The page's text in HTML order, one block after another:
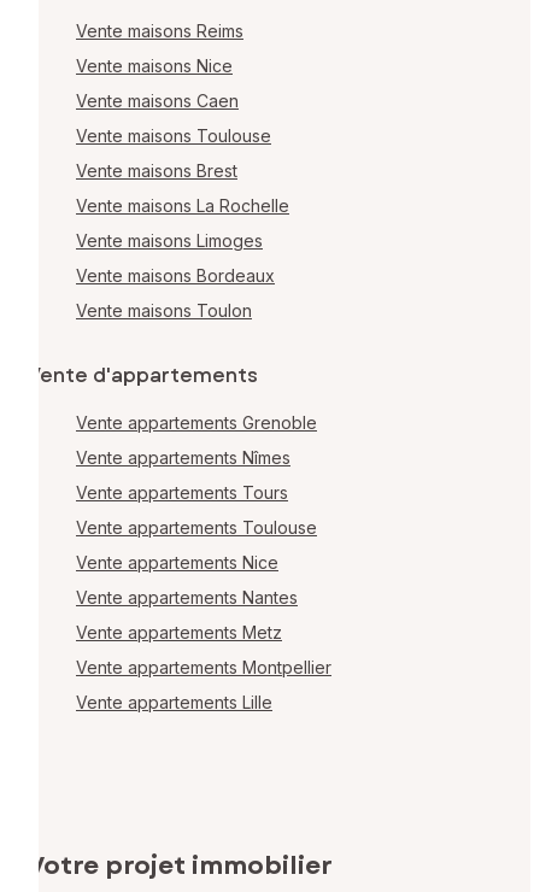
Vente maisons Reims
Vente maisons Nice
Vente maisons Caen
Vente maisons Toulouse
Vente maisons Brest
Vente maisons La Rochelle
Vente maisons Limoges
Vente maisons Bordeaux
Vente maisons Toulon
Vente d'appartements
Vente appartements Grenoble
Vente appartements Nîmes
Vente appartements Tours
Vente appartements Toulouse
Vente appartements Nice
Vente appartements Nantes
Vente appartements Metz
Vente appartements Montpellier
Vente appartements Lille
Votre projet immobilier